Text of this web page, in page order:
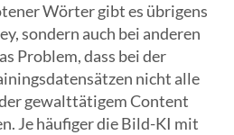
Wörter gibt es übrigens
sondern auch bei anderen
Problem, dass bei der
nicht alle
gewalttätigem Content
Je häufiger die Bild-KI mit